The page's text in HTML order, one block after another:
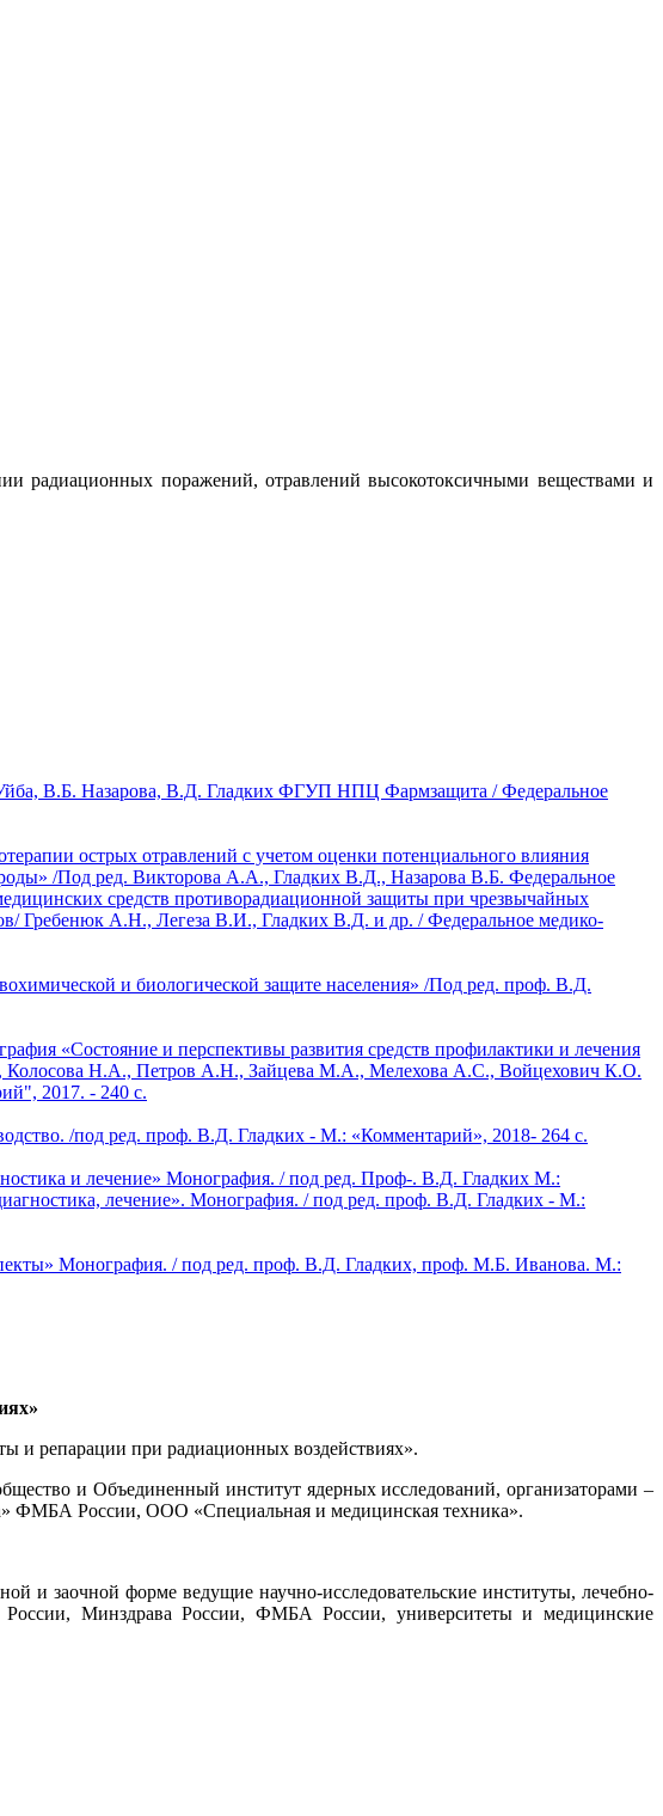
радиационных поражений, отравлений высокотоксичными веществами и
В.Б. Назарова, В.Д. Гладких ФГУП НПЦ Фармзащита / Федеральное
острых отравлений с учетом оценки потенциального влияния
/Под ред. Викторова А.А., Гладких В.Д., Назарова В.Б. Федеральное
средств противорадиационной защиты при чрезвычайных
Гребенюк А.Н., Легеза В.И., Гладких В.Д. и др. / Федеральное медико-
и биологической защите населения» /Под ред. проф. В.Д.
«Состояние и перспективы развития средств профилактики и лечения
Колосова Н.А., Петров А.Н., Зайцева М.А., Мелехова А.С., Войцехович К.О.
2017. - 240 с.
/под ред. проф. В.Д. Гладких - М.: «Комментарий», 2018- 264 с.
и лечение» Монография. / под ред. Проф-. В.Д. Гладких М.:
лечение». Монография. / под ред. проф. В.Д. Гладких - М.:
Монография. / под ред. проф. В.Д. Гладких, проф. М.Б. Иванова. М.:
и репарации при радиационных воздействиях».
и Объединенный институт ядерных исследований, организаторами –
России, ООО «Специальная и медицинская техника».
и заочной форме ведущие научно-исследовательские институты, лечебно-
Минздрава России, ФМБА России, университеты и медицинские